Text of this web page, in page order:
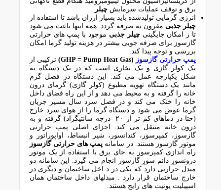
برق و توقف عملیات سرمایش چیلر
انرژی گرمایی تولیدشده باید بسیار ارزان باشد تا استفاده از
چیلر جذبی مقرون به صرفه گردد. همه اینها باعث می شود
تا ز امکان جایگینیچیلر جذبی موجود با پمپ های حرارتی
گازسوز برای صرفه جویی بیشتر در هزینه تولید گرما امکان
بررسی و توجه پیدا کند.
پمپ حرارتی گازسوز (GHP = Pump Heat Gas)
ترکیبی از
یک کولر گازی و یک بخاری است که در یک دستگاه به
شکل یکپارچه عمل می کند. این دستگاه در فصل گرم
مانند یک دستگاه تهویه مطبوع (کولر گازی) گرمای درون
خانه را گرفته و به محیط می دهد و از این راه فضای داخل
خانه را خنک می کند و در فصل سرد سال مسیر جریان
گرما عوض می شود و دستگاه گرما را از هوای سرد خارج
(حتا در دماهای کم تر از ۲۰ -درجه سانتیگراد) گرفته و به
درون خانه منتقل می کند. اجزای اصلی پمپ حرارتی
گازسوز، کمپرسور، کندانسور، شیر انبساط، اواپوراتور و
موتور گازسوز هستند. در سامانه پمپ های حرارتی گازسوز
راه اندازی کمپرسور به جای برق با استفاده از یک موتور
درونسوزِ دائم سوزِ گازسوز انجام می گیرد. این سامانه دو
مبدل حرارتی دارد که یکی در د اخل ساختمان و دیگری در
خارج ساختمان قرار دارد . مبدلهای داخل ساختمان همان
اسپیلیت یونیت های رایج هستند.